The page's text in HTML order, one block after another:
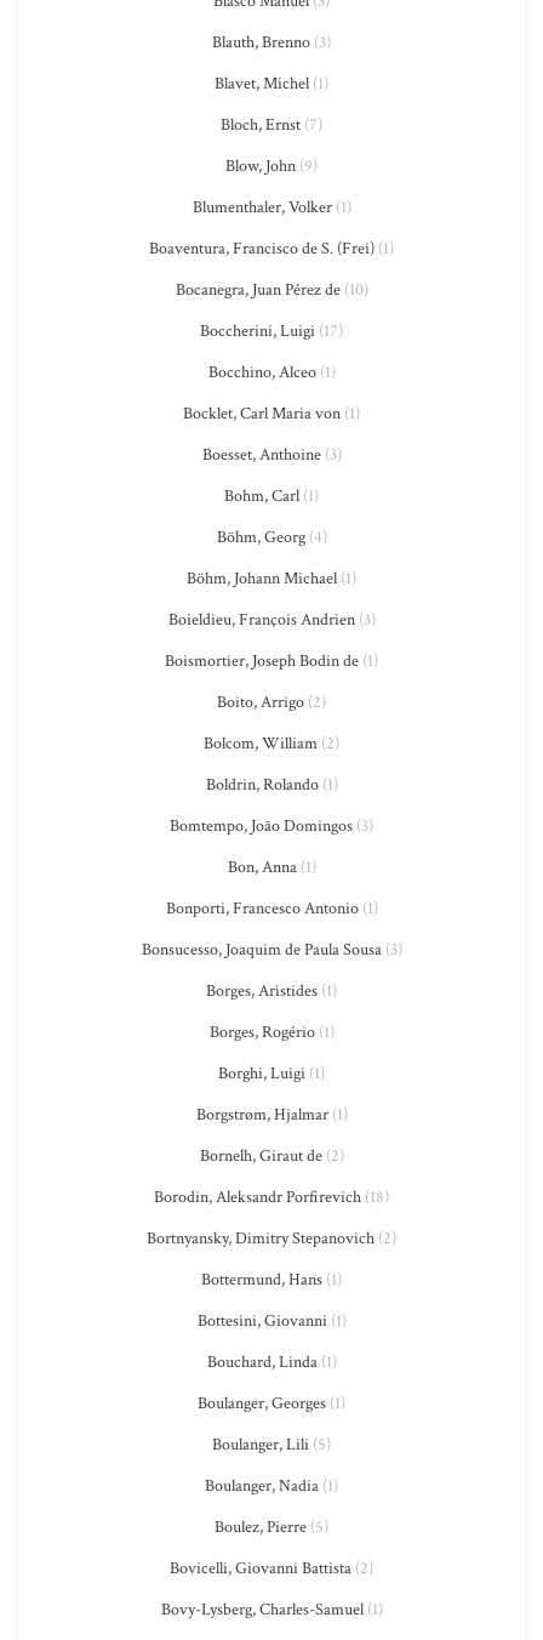
Blauth, Brenno (3)
Blavet, Michel (1)
Bloch, Ernst (7)
Blow, John (9)
Blumenthaler, Volker(1)
Boaventura, Francisco de S. (Frei) (1)
Bocanegra, Juan Pérez de(10)
Boccherini, Luigi (17)
Bocchino, Alceo(1)
Bocklet, Carl Maria von (1)
Boesset, Anthoine(3)
Bohm, Carl (1)
Böhm, Georg(4)
Böhm, Johann Michael (1)
Boieldieu, François Andrien(3)
Boismortier, Joseph Bodin de (1)
Boito, Arrigo (2)
Bolcom, William (2)
Boldrin, Rolando(1)
Bomtempo, João Domingos (3)
Bon, Anna(1)
Bonporti, Francesco Antonio(1)
Bonsucesso, Joaquim de Paula Sousa(3)
Borges, Aristides (1)
Borges, Rogério(1)
Borghi, Luigi (1)
Borgstrøm, Hjalmar(1)
Bornelh, Giraut de(2)
Borodin, Aleksandr Porfirevich (18)
Bortnyansky, Dimitry Stepanovich (2)
Bottermund, Hans (1)
Bottesini, Giovanni(1)
Bouchard, Linda(1)
Boulanger, Georges (1)
Boulanger, Lili (5)
Boulanger, Nadia (1)
Boulez, Pierre (5)
Bovicelli, Giovanni Battista (2)
Bovy-Lysberg, Charles-Samuel(1)